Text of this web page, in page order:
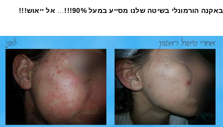
הורמונלי בשיטה שלנו מסייע במעל 90%!!!
… אל ייאוש!!!